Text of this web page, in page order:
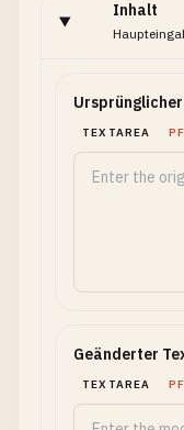
Inhalt
TEXTAREA
Geänderter
TEXTAREA